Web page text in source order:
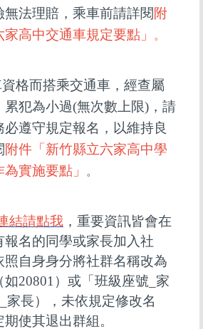
法理賠，乘車前請詳閱附
高中交通車規定要點」 。
格而搭乘交通車，經查屬
累犯為小過(無次數上限)，請
遵守規定報名，以維持良
附件「新竹縣立六家高中學
實施要點」
。
結請點我 ，重要資訊皆會在
報名的同學或家長加入社
照自身身分將社群名稱改為
如20801）或「班級座號_家
家長），未依規定修改名
使其退出群組。